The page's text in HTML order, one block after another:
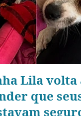
Lila
que